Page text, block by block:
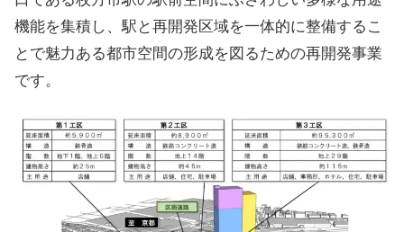
機能を集積し、駅と再開発区域を一体的に整備するこ
とで魅力ある都市空間の形成を図るための再開発事業
です。